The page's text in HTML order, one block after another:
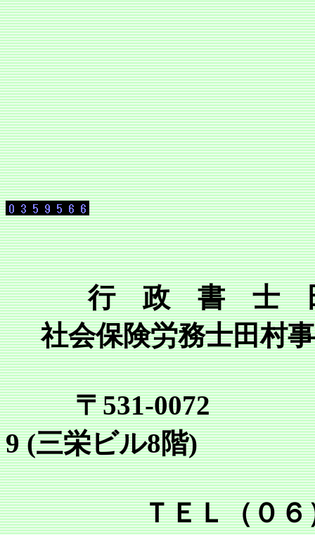
行 政 書 士 田
社会保険労務士田村
〒531-0072 大
9 (三栄ビル8階)
ＴＥＬ（０６）６